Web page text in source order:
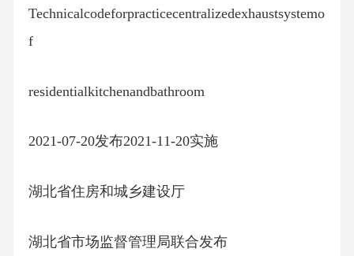
Technicalcodeforpracticecentralizedexhaustsystemo
f
residentialkitchenandbathroom
2021-07-20发布2021-11-20实施
湖北省住房和城乡建设厅
湖北省市场监督管理局联合发布